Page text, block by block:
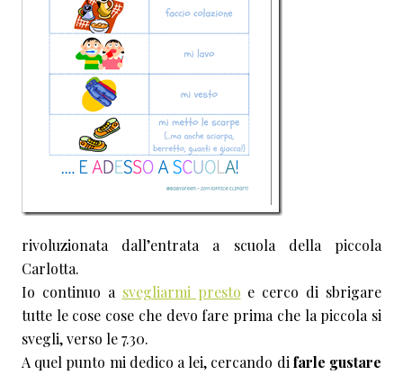
rivoluzionata dall’entrata a scuola della piccola
Carlotta.
Io continuo a svegliarmi presto e cerco di sbrigare
tutte le cose cose che devo fare prima che la piccola si
svegli, verso le 7.30.
A quel punto mi dedico a lei, cercando di farle gustare